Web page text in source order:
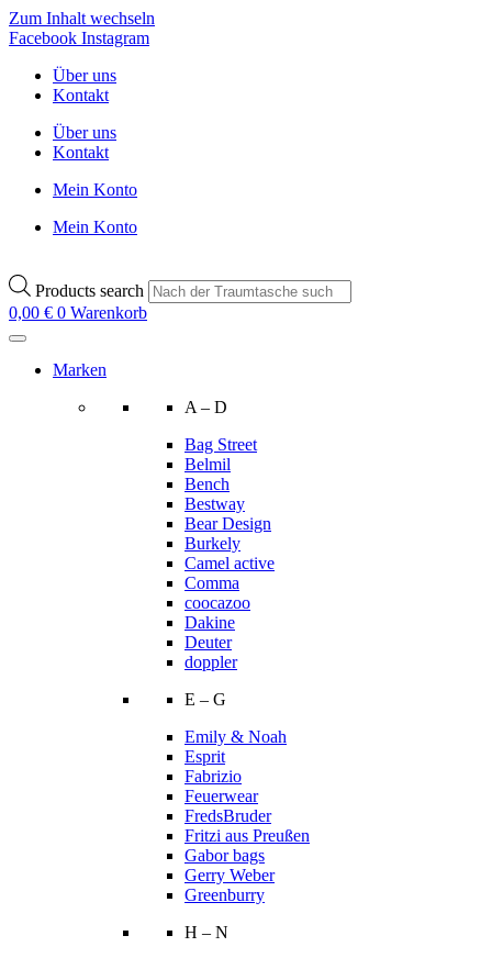
Zum Inhalt wechseln
Facebook Instagram
Über uns
Kontakt
Über uns
Kontakt
Mein Konto
Mein Konto
Products search
0,00 € 0 Warenkorb
Marken
A – D
Bag Street
Belmil
Bench
Bestway
Bear Design
Burkely
Camel active
Comma
coocazoo
Dakine
Deuter
doppler
E – G
Emily & Noah
Esprit
Fabrizio
Feuerwear
FredsBruder
Fritzi aus Preußen
Gabor bags
Gerry Weber
Greenburry
H – N